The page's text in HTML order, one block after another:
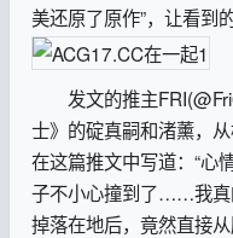
美还原了原作”，让看到
发文的推主
士》的碇真嗣和渚薰，
在这篇推文中写道：“心
子不小心撞到了……我真
掉落在地后，竟然直接